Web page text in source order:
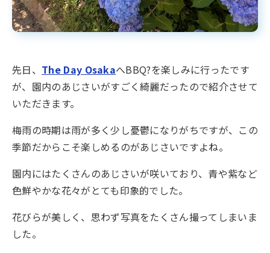
先日、 The Day OsakaへBBQ?を楽しみに行ったです
が、園内のあじさいがすごく綺麗だったので紹介させて
いただきます。
梅雨の時期は雨が多く少し憂鬱になりがちですが、この
季節だからこそ楽しめるのがあじさいですよね。
園内にはたくさんのあじさいが咲いており、青や紫など
色鮮やかな花々がとても印象的でした。
花びらが美しく、思わず写真をたくさん撮ってしまいま
した。